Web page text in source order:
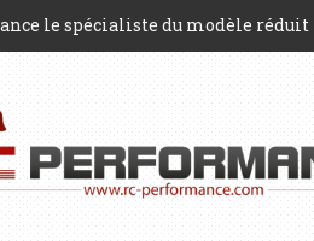
le spécialiste du modèle réduit